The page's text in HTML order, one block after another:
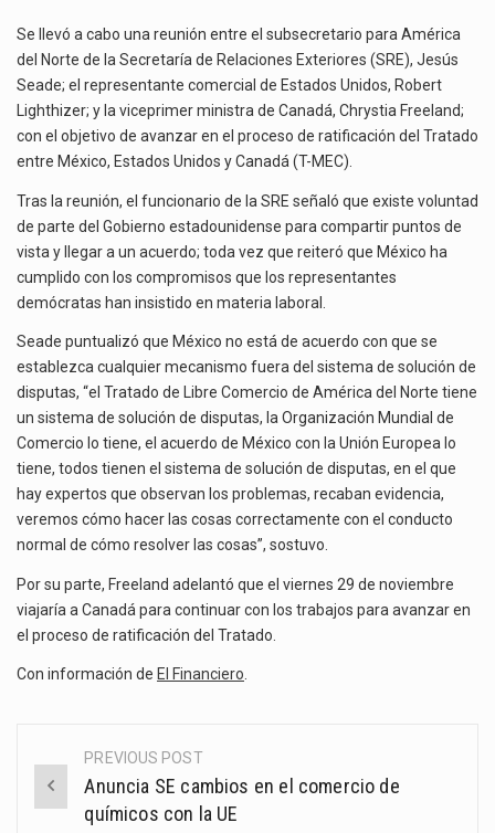
La inversión fija bruta en México registró un aumento de 1.1% interanual en mayo de…
El gobierno de Estados Unidos anunciará un arancel del 15 % sobre los productos fabricados…
SEADE
Se llevó a cabo una reunión entre el subsecretario para América
del Norte de la Secretaría de Relaciones Exteriores (SRE), Jesús
Seade; el representante comercial de Estados Unidos, Robert
Lighthizer; y la viceprimer ministra de Canadá, Chrystia Freeland;
con el objetivo de avanzar en el proceso de ratificación del Tratado
entre México, Estados Unidos y Canadá (T-MEC).
Tras la reunión, el funcionario de la SRE señaló que existe voluntad
de parte del Gobierno estadounidense para compartir puntos de
vista y llegar a un acuerdo; toda vez que reiteró que México ha
cumplido con los compromisos que los representantes
demócratas han insistido en materia laboral.
Seade puntualizó que México no está de acuerdo con que se
establezca cualquier mecanismo fuera del sistema de solución de
disputas, “el Tratado de Libre Comercio de América del Norte tiene
un sistema de solución de disputas, la Organización Mundial de
Comercio lo tiene, el acuerdo de México con la Unión Europea lo
tiene, todos tienen el sistema de solución de disputas, en el que
hay expertos que observan los problemas, recaban evidencia,
veremos cómo hacer las cosas correctamente con el conducto
normal de cómo resolver las cosas”, sostuvo.
Por su parte, Freeland adelantó que el viernes 29 de noviembre
viajaría a Canadá para continuar con los trabajos para avanzar en
el proceso de ratificación del Tratado.
Con información de El Financiero.
Post
navigation
PREVIOUS POST
Anuncia SE cambios en el comercio de
químicos con la UE